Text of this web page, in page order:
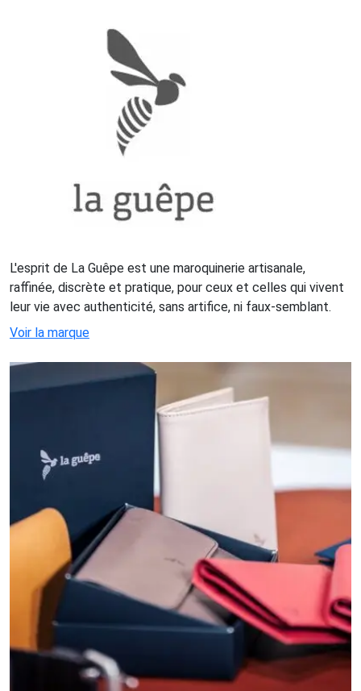
L'esprit de La Guêpe est une maroquinerie artisanale,
raffinée, discrète et pratique, pour ceux et celles qui vivent
leur vie avec authenticité, sans artifice, ni faux-semblant.
Voir la marque